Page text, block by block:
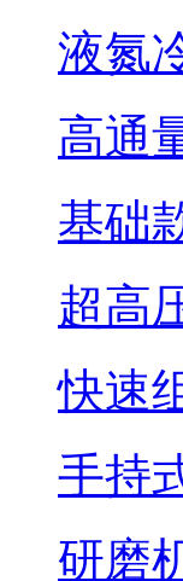
液氮
高通
基础
超高
快速
手持
研磨